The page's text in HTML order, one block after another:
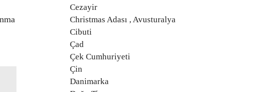
Cezayir
Christmas Adası , Avusturalya
Cibuti
Çad
Çek Cumhuriyeti
Çin
Danimarka